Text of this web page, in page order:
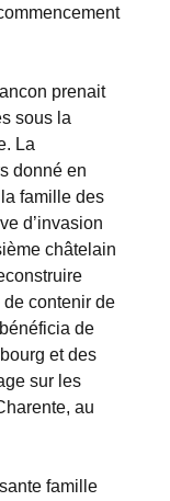
prenait
sous la
La
donné en
famille des
d’invasion
châtelain
contenir de
de
et des
sur les
au
famille